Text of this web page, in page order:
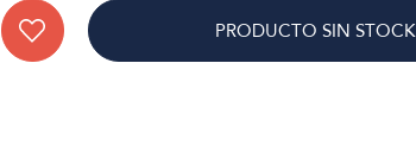
PRODUCTO SIN STOCK